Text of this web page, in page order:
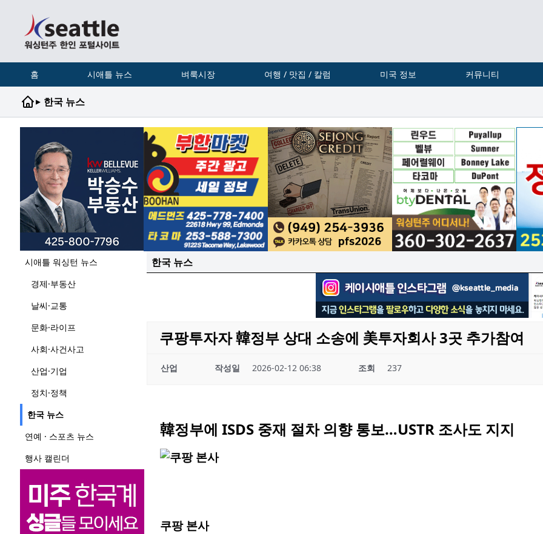
홈 시애틀 뉴스 벼룩시장 여행 / 맛집 / 칼럼 미국 정보 커뮤니티
▸ 한국 뉴스
시애틀 워싱턴 뉴스
경제·부동산
날씨·교통
문화·라이프
사회·사건사고
산업·기업
정치·정책
한국 뉴스
연예 · 스포츠 뉴스
행사 캘린더
한국 뉴스
쿠팡투자자 韓정부 상대 소송에 美투자회사 3곳 추가참여
산업 작성일 2026-02-12 06:38 조회 237
韓정부에 ISDS 중재 절차 의향 통보…USTR 조사도 지지
쿠팡 본사